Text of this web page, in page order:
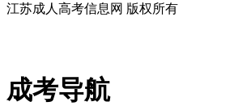
江苏成人高考信息网 版权所有
成考导航